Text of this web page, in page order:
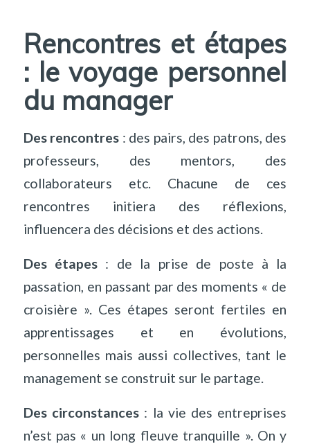
Rencontres et étapes
: le voyage personnel
du manager
Des rencontres : des pairs, des patrons, des
professeurs, des mentors, des
collaborateurs etc. Chacune de ces
rencontres initiera des réflexions,
influencera des décisions et des actions.
Des étapes : de la prise de poste à la
passation, en passant par des moments « de
croisière ». Ces étapes seront fertiles en
apprentissages et en évolutions,
personnelles mais aussi collectives, tant le
management se construit sur le partage.
Des circonstances: la vie des entreprises
n’est pas « un long fleuve tranquille ». On y